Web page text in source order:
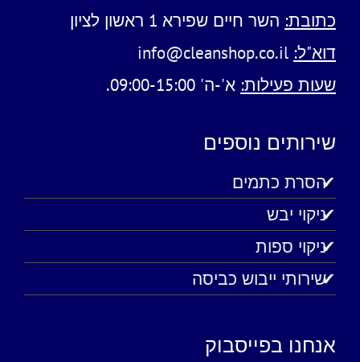
כתובת: השר חיים שפירא 1 ראשון לציון
דוא"ל: info@cleanshop.co.il
שעות פעילות: א'-ה' 09:00-15:00.
שירותים נוספים
הסרת כתמים
ניקוי יבש
ניקוי ספות
שירותי ייבוש כביסה
אנחנו בפייסבוק